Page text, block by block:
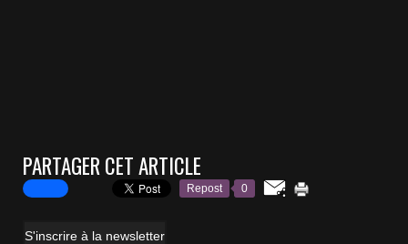
PARTAGER CET ARTICLE
Repost 0
S'inscrire à la newsletter